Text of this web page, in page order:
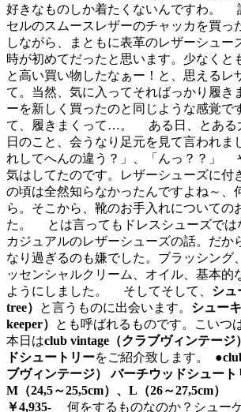
好きなものしか着たくないんですわ。
セルのスムースレザーのチャッカを買っ
しながら、まともに表革のレザーシュー
時が初めてだったと思います。少なくと
と高い買い物したなぁー！と、思えるレ
て。当然、気に入ってそればっかり履き
ーを新しく買ったのと同じような感覚で
て、履きまくって…。 ある日、とある
日のこと、会うなり足元を見て言われま
れしてへんの違う？」、「んっ？？」
気はしてたのです。レザーシューズに付
の頃は全然知らなかったんですよね～、
ら。そこから、靴のお手入れについての
た。 とは言ってもドレスシューズでは
カジュアルのレザーシューズの話。だか
なり過ぎるのも嫌でした。ブラッシング
ッセンシャルクリーム、オイル、基本的
ようにしました。 そしてそして、 シュ
tree）
と言うものに出会います。 シュー
keeper）
とも呼ばれるものです。こいつ
本日はclub vintage（クラブヴィンテージ
ドシュートリーをご紹介致します。
ブヴィンテージ） バーチウッドシュ
M（24,5～25,5cm）、L（26～27,5cm
￥4,935- 何をするものなのか？シュー